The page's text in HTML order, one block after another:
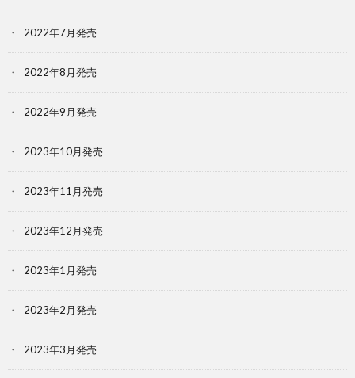
2022年7月発売
2022年8月発売
2022年9月発売
2023年10月発売
2023年11月発売
2023年12月発売
2023年1月発売
2023年2月発売
2023年3月発売